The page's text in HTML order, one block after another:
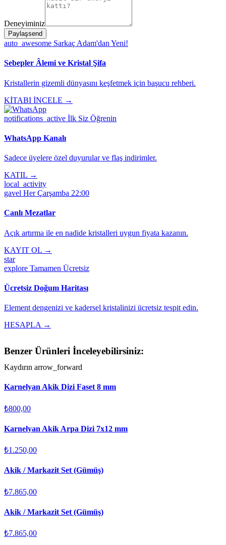
Deneyiminiz
Paylaşsend
auto_awesome Sarkaç Adam'dan Yeni!
Sebepler Âlemi ve Kristal Şifa
Kristallerin gizemli dünyasını keşfetmek için başucu rehberi.
KİTABI İNCELE →
notifications_active İlk Siz Öğrenin
WhatsApp Kanalı
Sadece üyelere özel duyurular ve flaş indirimler.
KATIL →
local_activity
gavel Her Çarşamba 22:00
Canlı Mezatlar
Açık artırma ile en nadide kristalleri uygun fiyata kazanın.
KAYIT OL →
star
explore Tamamen Ücretsiz
Ücretsiz Doğum Haritası
Element dengenizi ve kadersel kristalinizi ücretsiz tespit edin.
HESAPLA →
Benzer Ürünleri İnceleyebilirsiniz:
Kaydırın arrow_forward
Karnelyan Akik Dizi Faset 8 mm
₺800,00
Karnelyan Akik Arpa Dizi 7x12 mm
₺1.250,00
Akik / Markazit Set (Gümüş)
₺7.865,00
Akik / Markazit Set (Gümüş)
₺7.865,00